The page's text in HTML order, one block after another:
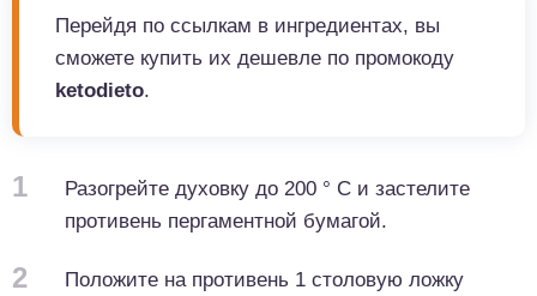
Перейдя по ссылкам в ингредиентах, вы
сможете купить их дешевле по промокоду
ketodieto.
1
Разогрейте духовку до 200 ° C и застелите
противень пергаментной бумагой.
2
Положите на противень 1 столовую ложку